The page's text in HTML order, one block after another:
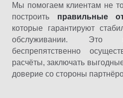
Мы помогаем клиентам не
построить правильные
которые гарантируют
обслуживании. Это
беспрепятственно
расчёты, заключать
доверие со стороны